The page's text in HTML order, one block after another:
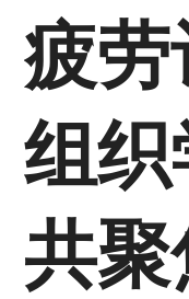
疲
组
共